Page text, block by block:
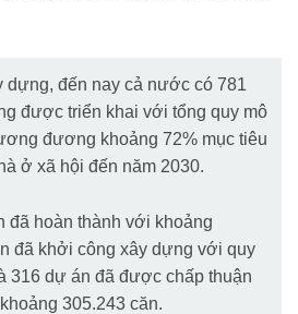
dựng, đến nay cả nước có 781
được triển khai với tổng quy mô
đương khoảng 72% mục tiêu
ở xã hội đến năm 2030.
đã hoàn thành với khoảng
đã khởi công xây dựng với quy
316 dự án đã được chấp thuận
305.243 căn.